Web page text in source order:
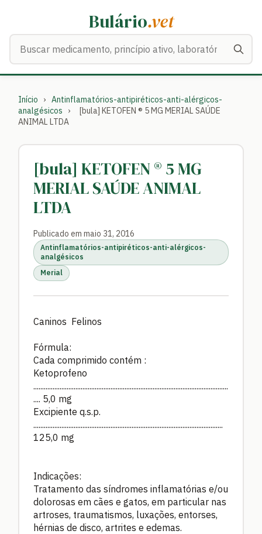
Bulário.vet
Início › Antinflamatórios-antipiréticos-anti-alérgicos-
analgésicos
›
[bula] KETOFEN ® 5 MG MERIAL SAÚDE
ANIMAL LTDA
[bula] KETOFEN ® 5 MG
MERIAL SAÚDE ANIMAL
LTDA
Publicado em maio 31, 2016
Antinflamatórios-antipiréticos-anti-alérgicos-
analgésicos
Merial
Caninos Felinos
Fórmula:
Cada comprimido contém :
Ketoprofeno
...............................................................................................................
.... 5,0 mg
Excipiente q.s.p.
............................................................................................................
125,0 mg
Indicações:
Tratamento das síndromes inflamatórias e/ou
dolorosas em cães e gatos, em particular nas
artroses, traumatismos, luxações, entorses,
hérnias de disco, artrites e edemas.